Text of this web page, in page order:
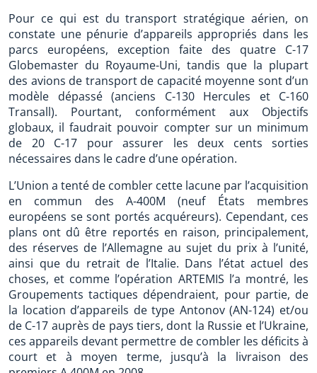
Pour ce qui est du transport stratégique aérien, on
constate une pénurie d’appareils appropriés dans les
parcs européens, exception faite des quatre C-17
Globemaster du Royaume-Uni, tandis que la plupart
des avions de transport de capacité moyenne sont d’un
modèle dépassé (anciens C-130 Hercules et C-160
Transall). Pourtant, conformément aux Objectifs
globaux, il faudrait pouvoir compter sur un minimum
de 20 C-17 pour assurer les deux cents sorties
nécessaires dans le cadre d’une opération.
L’Union a tenté de combler cette lacune par l’acquisition
en commun des A-400M (neuf États membres
européens se sont portés acquéreurs). Cependant, ces
plans ont dû être reportés en raison, principalement,
des réserves de l’Allemagne au sujet du prix à l’unité,
ainsi que du retrait de l’Italie. Dans l’état actuel des
choses, et comme l’opération ARTEMIS l’a montré, les
Groupements tactiques dépendraient, pour partie, de
la location d’appareils de type Antonov (AN-124) et/ou
de C-17 auprès de pays tiers, dont la Russie et l’Ukraine,
ces appareils devant permettre de combler les déficits à
court et à moyen terme, jusqu’à la livraison des